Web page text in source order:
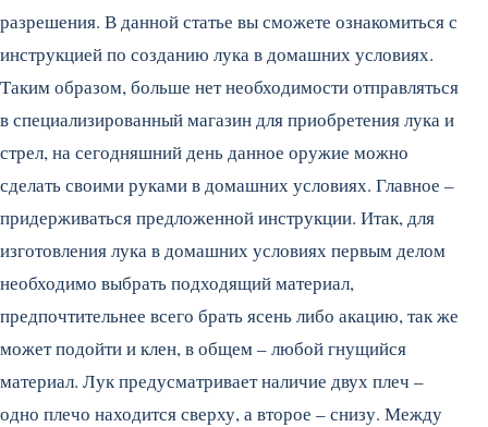
разрешения. В данной статье вы сможете ознакомиться с
инструкцией по созданию лука в домашних условиях.
Таким образом, больше нет необходимости отправляться
в специализированный магазин для приобретения лука и
стрел, на сегодняшний день данное оружие можно
сделать своими руками в домашних условиях. Главное –
придерживаться предложенной инструкции. Итак, для
изготовления лука в домашних условиях первым делом
необходимо выбрать подходящий материал,
предпочтительнее всего брать ясень либо акацию, так же
может подойти и клен, в общем – любой гнущийся
материал. Лук предусматривает наличие двух плеч –
одно плечо находится сверху, а второе – снизу. Между